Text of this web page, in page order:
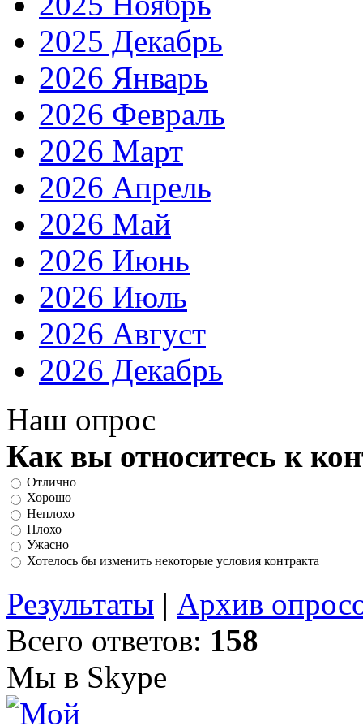
2025 Декабрь
2026 Январь
2026 Февраль
2026 Март
2026 Апрель
2026 Май
2026 Июнь
2026 Июль
2026 Август
2026 Декабрь
Наш опрос
Как вы относитесь к
Отлично
Хорошо
Неплохо
Плохо
Ужасно
Хотелось бы изменить некоторые условия контракта
Результаты | Архив
Всего ответов: 158
Мы в Skype